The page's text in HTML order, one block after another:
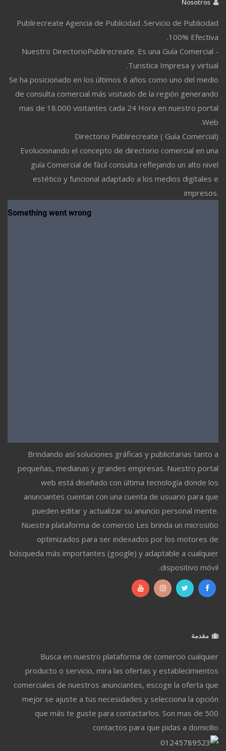
Publirecreate Agencia de Publicidad .Servicio de Publicidad
100% Efectiva.
Nuestro DirectorioPublirecreate. Es una Guía Comercial -
Turistica Impresa y virtual.
Se ha posicionado en los últimos 6 años como uno del medio
de consulta comercial más visitado de la región generando
mas de 18.000 visitantes cada 24 Hora en nuestro portal
Web.
Directorio Publirecreate ( Guía Comercial)
Evolucionando el concepto de directorio comercial en una
guía Comercial de fácil consulta reflejando un alto nivel
estético y funcional adaptado a los medios digitales e
impresos.
Brindando así soluciones gráficas y publicitarias tanto a
pequeñas, medianas y grandes empresas. Nuestro portal
web está diseñado con última tecnología donde los
anunciantes cuentan con una cuenta de usuario para que
pueden editar y actualizar su anuncio personal mente.
Nuestra plataforma de comercio Les brinda un micrositio
optimizados para ser indexados por los motores de
búsqueda más importantes (google) y adaptable a cualquier
dispositivo móvil.
مقدمة
Busca en nuestro plataforma de comercio cualquier
producto o servicio, mira las ofertas y establecimientos
comerciales de nuestros anunciantes, escoge la oferta que
mejor se ajuste a tus necesidades y selecciona la opción
que más te guste para contactarlos. Son mas de 500
contactos para que pidas a domicilio